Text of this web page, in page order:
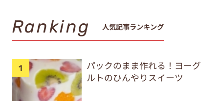
Ranking 人気記事ランキング
パックのまま作れる！ヨーグ
ルトのひんやりスイーツ